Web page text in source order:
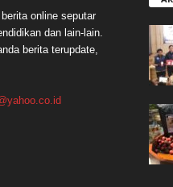
online seputar
dan lain-lain.
berita terupdate,